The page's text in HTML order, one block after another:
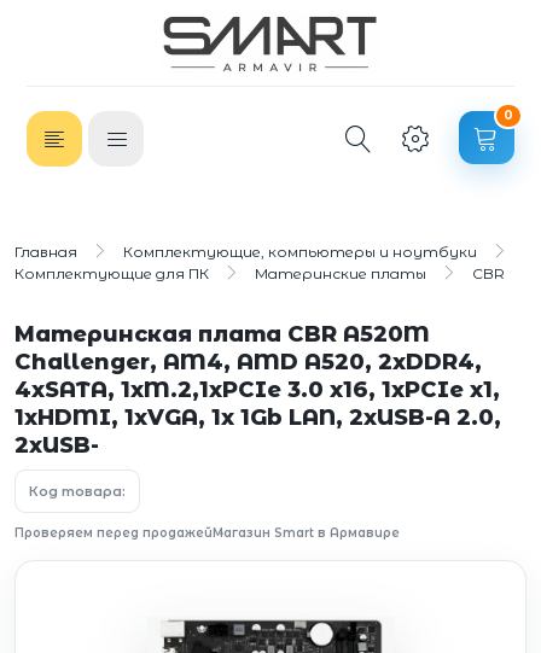
0
Главная
Комплектующие, компьютеры и ноутбуки
Комплектующие для ПК
Материнские платы CBR
Материнская плата CBR A520M
Challenger, AM4, AMD A520, 2xDDR4,
4xSATA, 1xM.2,1xPCIe 3.0 x16, 1xPCIe x1,
1xHDMI, 1xVGA, 1x 1Gb LAN, 2xUSB-A 2.0,
2xUSB-
Код товара:
Проверяем перед продажейМагазин Smart в Армавире